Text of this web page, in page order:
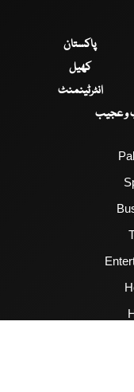
پاکستان
کھیل
انٹرٹینمنٹ
و عجیب